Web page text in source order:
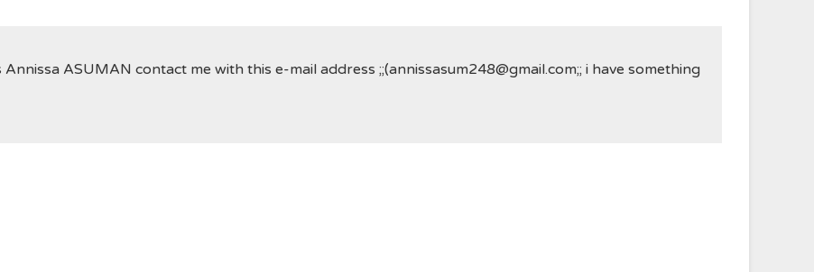
ASUMAN contact me with this e-mail address ;;(annissasum248@gmail.com;; i have something